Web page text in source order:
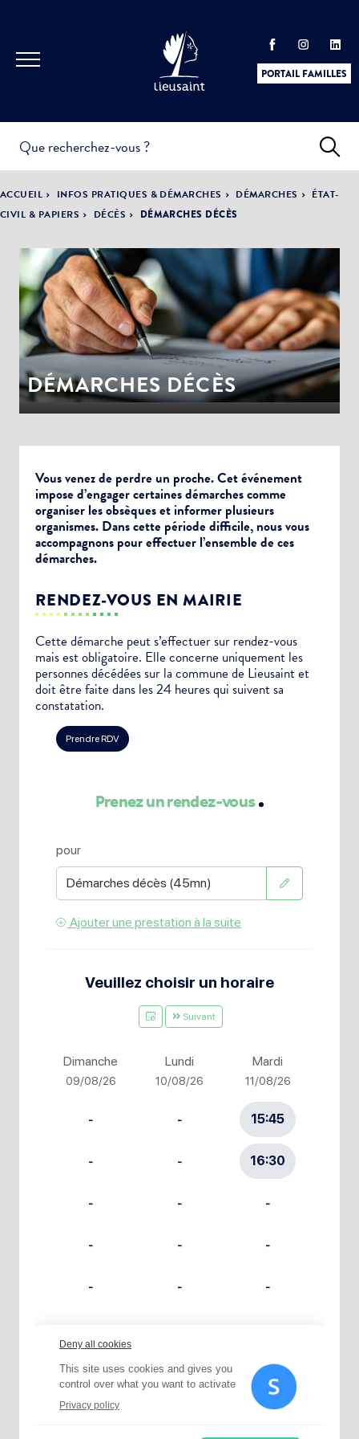
PORTAIL FAMILLES
PRATIQUES &
DÉMARCHES
ACTUALITÉS &
ÉVÈNEMENTS
LA VILLE
DÉMOCRATIE
PARTICIPATIVE
ACCUEIL INFOS PRATIQUES & DÉMARCHES DÉMARCHES
ÉTAT-
CIVIL & PAPIERS
DÉCÈS DÉMARCHES DÉCÈS
DÉMARCHES DÉCÈS
Vous venez de perdre un proche. Cet événement
impose d’engager certaines démarches comme
organiser les obsèques et informer plusieurs
organismes. Dans cette période difficile, nous vous
accompagnons pour effectuer l’ensemble de ces
démarches.
RENDEZ-VOUS EN MAIRIE
Cette démarche peut s’effectuer sur rendez-vous
mais est obligatoire. Elle concerne uniquement les
personnes décédées sur la commune de Lieusaint et
doit être faite dans les 24 heures qui suivent sa
constatation.